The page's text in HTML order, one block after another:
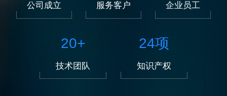
公司成立 服务客户 企业员工
20+
技术团队
24项
知识产权